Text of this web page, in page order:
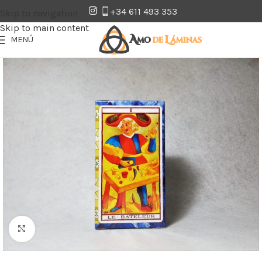
Skip to main content
+34 611 493 353
MENÚ
Clic para ampliar